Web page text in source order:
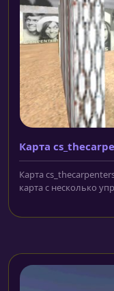
Карта
Карта
карта с несколько